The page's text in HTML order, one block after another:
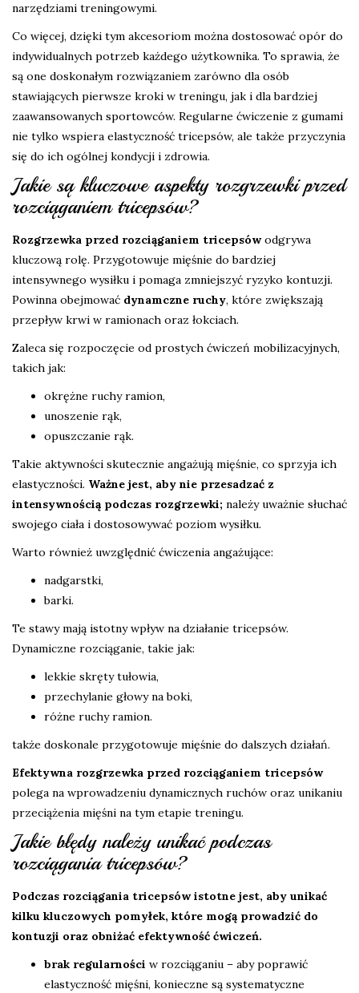
narzędziami treningowymi.
Co więcej, dzięki tym akcesoriom można dostosować opór do
indywidualnych potrzeb każdego użytkownika. To sprawia, że
są one doskonałym rozwiązaniem zarówno dla osób
stawiających pierwsze kroki w treningu, jak i dla bardziej
zaawansowanych sportowców. Regularne ćwiczenie z gumami
nie tylko wspiera elastyczność tricepsów, ale także przyczynia
się do ich ogólnej kondycji i zdrowia.
Jakie są kluczowe aspekty rozgrzewki przed
rozciąganiem tricepsów?
Rozgrzewka przed rozciąganiem tricepsówodgrywa
kluczową rolę. Przygotowuje mięśnie do bardziej
intensywnego wysiłku i pomaga zmniejszyć ryzyko kontuzji.
Powinna obejmować dynamczne ruchy, które zwiększają
przepływ krwi w ramionach oraz łokciach.
Zaleca się rozpoczęcie od prostych ćwiczeń mobilizacyjnych,
takich jak:
okrężne ruchy ramion,
unoszenie rąk,
opuszczanie rąk.
Takie aktywności skutecznie angażują mięśnie, co sprzyja ich
elastyczności. Ważne jest, aby nie przesadzać z
intensywnością podczas rozgrzewki; należy uważnie słuchać
swojego ciała i dostosowywać poziom wysiłku.
Warto również uwzględnić ćwiczenia angażujące:
nadgarstki,
barki.
Te stawy mają istotny wpływ na działanie tricepsów.
Dynamiczne rozciąganie, takie jak:
lekkie skręty tułowia,
przechylanie głowy na boki,
różne ruchy ramion.
także doskonale przygotowuje mięśnie do dalszych działań.
Efektywna rozgrzewka przed rozciąganiem tricepsów
polega na wprowadzeniu dynamicznych ruchów oraz unikaniu
przeciążenia mięśni na tym etapie treningu.
Jakie błędy należy unikać podczas
rozciągania tricepsów?
Podczas rozciągania tricepsów istotne jest, aby unikać
kilku kluczowych pomyłek, które mogą prowadzić do
kontuzji oraz obniżać efektywność ćwiczeń.
brak regularności w rozciąganiu – aby poprawić
elastyczność mięśni, konieczne są systematyczne